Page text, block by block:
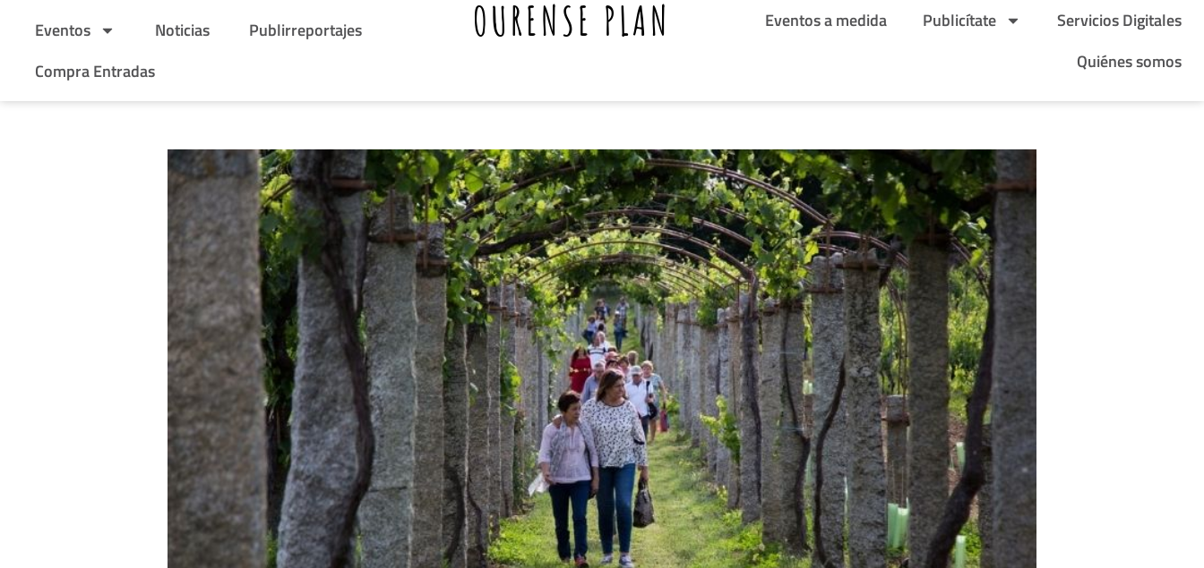
Eventos Noticias
Publirreportajes
Compra Entradas
OURENSE PLAN Eventos a medida Publicítate
Servicios Digitales
Quiénes somos